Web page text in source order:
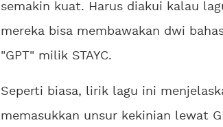
semakin kuat. Harus diakui kalau
mereka bisa membawakan dwi
"GPT" milik STAYC.
Seperti biasa, lirik lagu ini
memasukkan unsur kekinian lewat